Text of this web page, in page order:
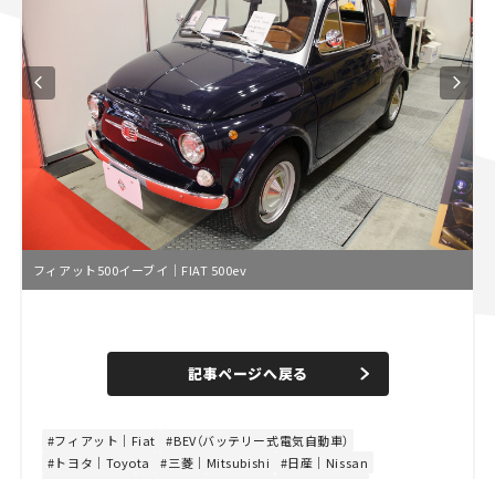
フィアット500イーブイ｜FIAT 500ev
n
e
d
4
記事ページへ戻る
フィアット｜Fiat
BEV（バッテリー式電気自動車）
トヨタ｜Toyota
三菱｜Mitsubishi
日産｜Nissan